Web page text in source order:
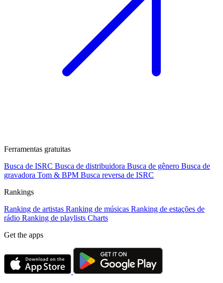
Ferramentas gratuitas
Busca de ISRC Busca de distribuidora Busca de gênero Busca de
gravadora Tom & BPM Busca reversa de ISRC
Rankings
Ranking de artistas Ranking de músicas Ranking de estações de
rádio Ranking de playlists Charts
Get the apps